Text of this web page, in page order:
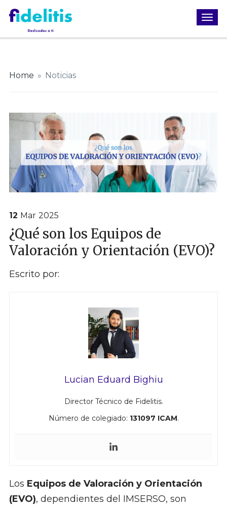
Home » Noticias
12 Mar 2025
¿Qué son los Equipos de
Valoración y Orientación (EVO)?
Escrito por:
Lucian Eduard Bighiu
Director Técnico de Fidelitis.
Número de colegiado: 131097 ICAM.
Los Equipos de Valoración y Orientación
(EVO), dependientes del IMSERSO, son